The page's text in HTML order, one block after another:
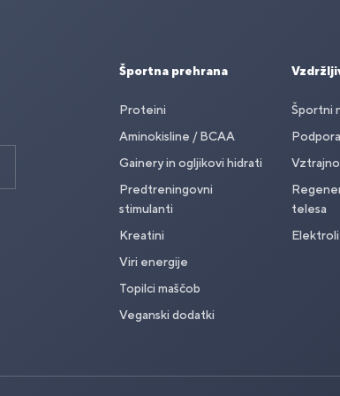
Športna prehrana
Proteini
Aminokisline / BCAA
Gainery in ogljikovi hidrati
Predtreningovni
stimulanti
Kreatini
Viri energije
Topilci maščob
Veganski dodatki
Športni
telesa